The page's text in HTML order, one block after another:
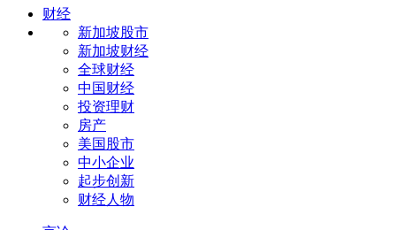
财经
新加坡股市
新加坡财经
全球财经
中国财经
投资理财
房产
美国股市
中小企业
起步创新
财经人物